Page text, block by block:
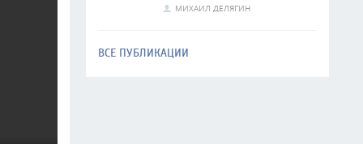
МИХАИЛ ДЕЛЯГИН
ВСЕ ПУБЛИКАЦИИ